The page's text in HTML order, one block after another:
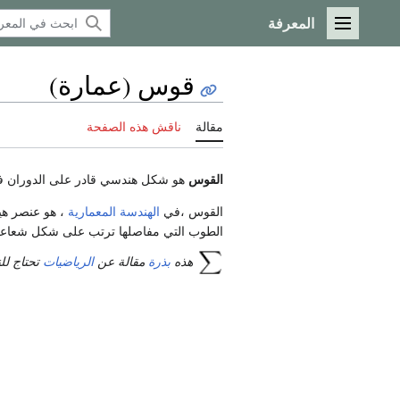
القائمة الرئيسية
المعرفة
قوس (عمارة)
مقالة ناقش هذه الصفحة
القوس هو شكل هندسي قادر على الدوران
القوس ،في الهندسة المعمارية ، هو عنصر
الطوب التي مفاصلها ترتب على شكل
هذه بذرة مقالة عنالرياضيات تحتاج